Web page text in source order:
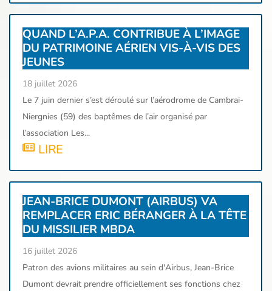
QUAND L’A.P.A. CONTRIBUE À L’IMAGE
DU PATRIMOINE AÉRIEN VIS-À-VIS DES
JEUNES
18 juillet 2026
Le 7 juin dernier s’est déroulé sur l’aérodrome de Cambrai-
Niergnies (59) des baptêmes de l’air organisé par
l’association Les...
LIRE
JEAN-BRICE DUMONT (AIRBUS) VA
REMPLACER ERIC BÉRANGER À LA TÊTE
DU MISSILIER MBDA
16 juillet 2026
Patron des avions militaires au sein d'Airbus, Jean-Brice
Dumont devrait prendre officiellement ses fonctions chez